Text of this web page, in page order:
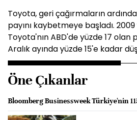
Toyota, geri çağırmaların
payını kaybetmeye başladı. 2009
Toyota'nın ABD'de yüzde 17 olan
Aralık ayında yüzde 15'e kadar
Öne Çıkanlar
Bloomberg Businessweek Türkiye'nin